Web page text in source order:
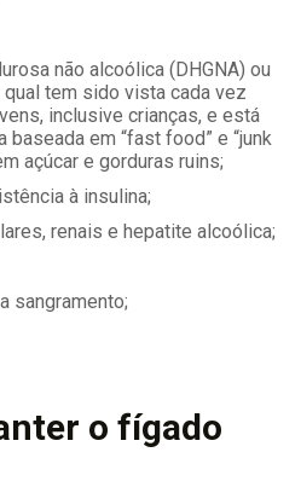
não alcoólica (DHGNA) ou
tem sido vista cada vez
inclusive crianças, e está
baseada em “fast food” e “junk
açúcar e gorduras ruins;
à insulina;
renais e hepatite alcoólica;
sangramento;
o fígado